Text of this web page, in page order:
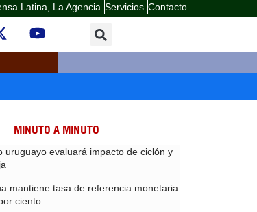
Latina, La Agencia Servicios Contacto
MINUTO A MINUTO
uruguayo evaluará impacto de ciclón y
mantiene tasa de referencia monetaria
ciento